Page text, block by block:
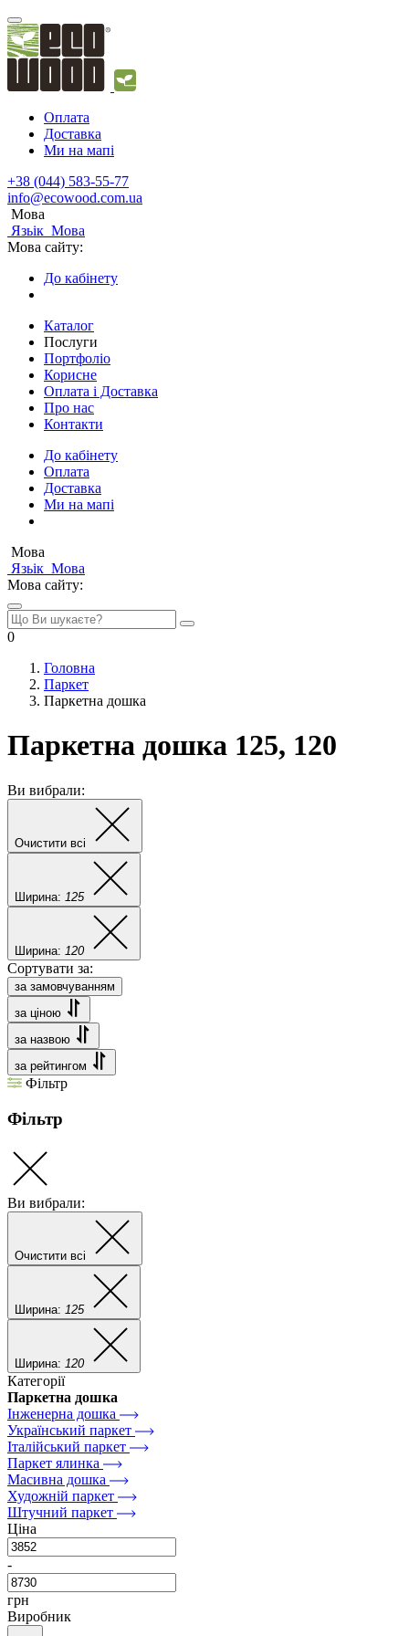
Оплата
Доставка
Ми на мапі
+38 (044) 583-55-77
info@ecowood.com.ua
Мова
Язьік Мова
Мова сайту:
До кабінету
Каталог
Послуги
Портфоліо
Корисне
Оплата і Доставка
Про нас
Контакти
До кабінету
Оплата
Доставка
Ми на мапі
Мова
Язьік Мова
Мова сайту:
0
Головна
Паркет
Паркетна дошка
Паркетна дошка 125, 120
Ви вибрали:
Очистити всі
Ширина: 125
Ширина: 120
Сортувати за:
за замовчуванням
за ціною
за назвою
за рейтингом
Фільтр
Фільтр
Ви вибрали:
Очистити всі
Ширина: 125
Ширина: 120
Категорії
Паркетна дошка
Інженерна дошка
Український паркет
Італійський паркет
Паркет ялинка
Масивна дошка
Художній паркет
Штучний паркет
Ціна
-
грн
Виробник